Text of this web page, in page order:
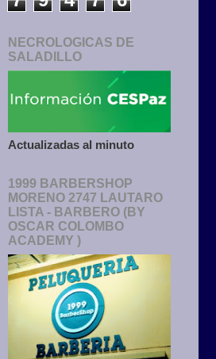
NECROLOGICAS DE
SALADILLO
Actualizadas al minuto
1999 BARBERSHOP
MORENO 2747 LAUTARO
LISTA - BARBERO (BY
OSCAR COLOMBO
ACADEMY )